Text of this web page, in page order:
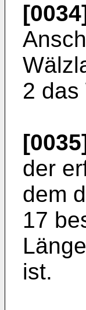
2 das
der
dem
17
ist.